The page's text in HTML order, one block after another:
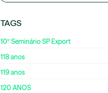
TAGS
10º Seminário SP Export
118 anos
119 anos
120 ANOS